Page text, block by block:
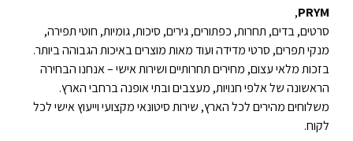
PRYM
,
סרטים, בדים, תחרות, כפתורים, גירים, סיכות, גומיות, חוטי תפירה,
מנקי תפרים, סרטי מדידה ועוד מאות מוצרים באיכות הגבוהה ביותר.
בזכות מלאי עצום, מחירים תחרותיים ושירות אישי – אנחנו הבחירה
הראשונה של אלפי חנויות, מעצבים ובתי אופנה ברחבי הארץ.
משלוחים מהירים לכל הארץ, שירות סיטונאי מקצועי וייעוץ אישי לכל
לקוח.